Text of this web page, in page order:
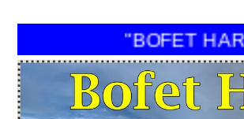
"BOFET